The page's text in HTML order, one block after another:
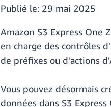
Publié le: 29 mai 2025
Amazon S3 Express One
en charge des contrôles
de préfixes ou d'actions
Vous pouvez désormais
données dans S3